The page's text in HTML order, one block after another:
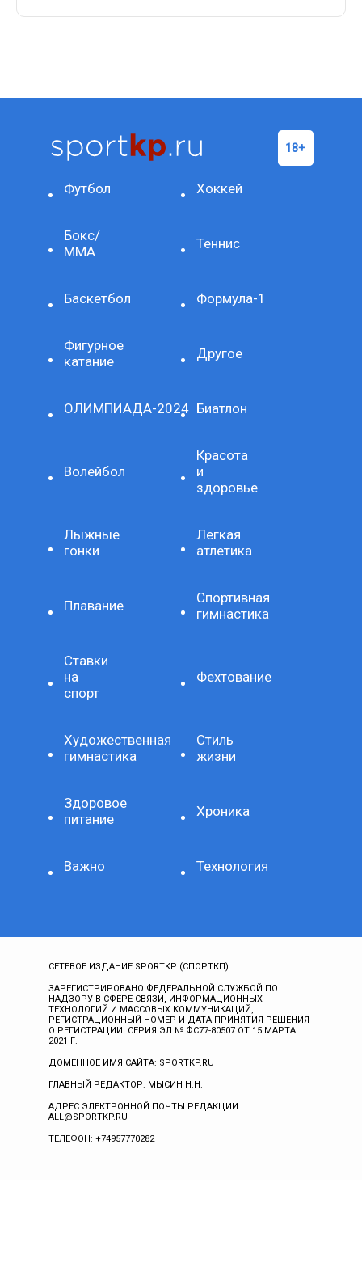
Футбол Хоккей
Бокс/
ММА
Теннис
Баскетбол Формула-1
Фигурное
катание
Другое
ОЛИМПИАДА-2024 Биатлон
Волейбол
Красота
и
здоровье
Лыжные
гонки
Легкая
атлетика
Плавание
Спортивная
гимнастика
Ставки
на
спорт
Фехтование
Художественная
гимнастика
Стиль
жизни
Здоровое
питание
Хроника
Важно Технология
СЕТЕВОЕ ИЗДАНИЕ SPORTKP (СПОРТКП)
ЗАРЕГИСТРИРОВАНО ФЕДЕРАЛЬНОЙ СЛУЖБОЙ ПО
НАДЗОРУ В СФЕРЕ СВЯЗИ, ИНФОРМАЦИОННЫХ
ТЕХНОЛОГИЙ И МАССОВЫХ КОММУНИКАЦИЙ,
РЕГИСТРАЦИОННЫЙ НОМЕР И ДАТА ПРИНЯТИЯ РЕШЕНИЯ
О РЕГИСТРАЦИИ: СЕРИЯ ЭЛ № ФС77-80507 ОТ 15 МАРТА
2021 Г.
ДОМЕННОЕ ИМЯ САЙТА: SPORTKP.RU
ГЛАВНЫЙ РЕДАКТОР: МЫСИН Н.Н.
АДРЕС ЭЛЕКТРОННОЙ ПОЧТЫ РЕДАКЦИИ:
ALL@SPORTKP.RU
ТЕЛЕФОН: +74957770282